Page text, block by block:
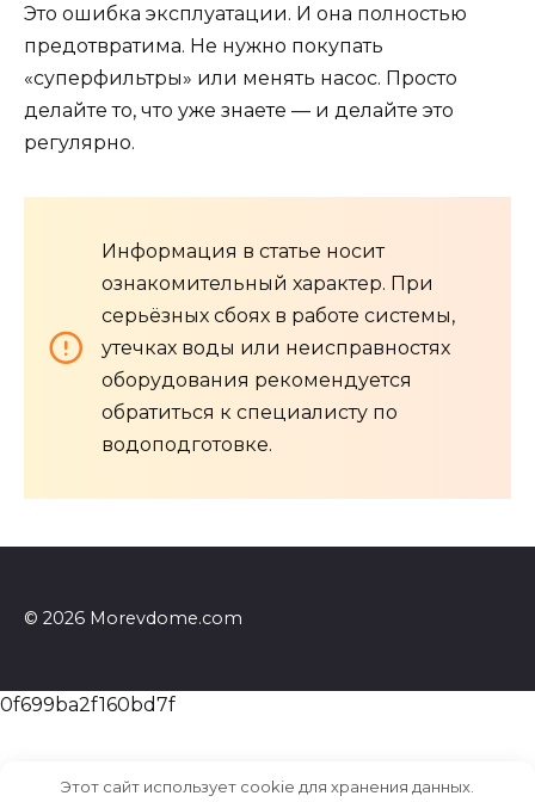
Это ошибка эксплуатации. И она полностью
предотвратима. Не нужно покупать
«суперфильтры» или менять насос. Просто
делайте то, что уже знаете — и делайте это
регулярно.
Информация в статье носит
ознакомительный характер. При
серьёзных сбоях в работе системы,
утечках воды или неисправностях
оборудования рекомендуется
обратиться к специалисту по
водоподготовке.
© 2026 Morevdome.com
0f699ba2f160bd7f
Этот сайт использует cookie для хранения данных.